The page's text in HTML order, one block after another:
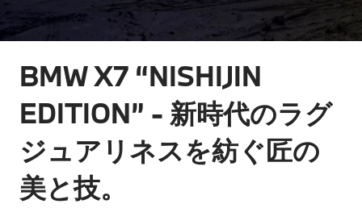
BMW X7 “NISHIJIN
EDITION” - 新時代のラグ
ジュアリネスを紡ぐ匠の
美と技。